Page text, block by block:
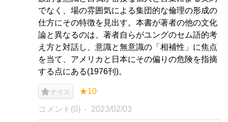
でなく、場の雰囲気による集団的な倫理の形成の
仕方にその特徴を見出す。本書が著者の他の文化
論と異なるのは、著者自らがユングのセム語的考
え方と対話し、意識と無意識の「相補性」に焦点
を当て、アメリカと日本にその偏りの危険を指摘
する点にある(1976刊)。
ナイス ★10
コメント(0) 2023/02/03